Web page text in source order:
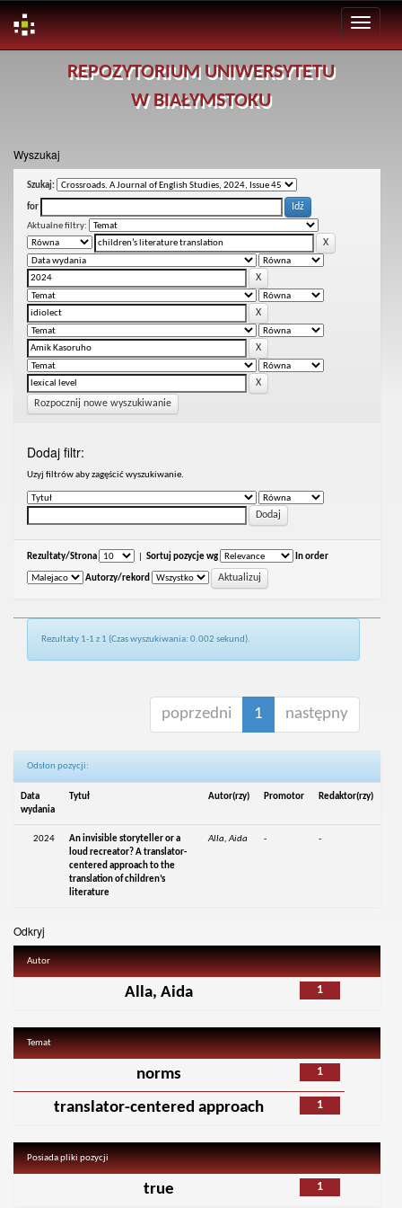
REPOZYTORIUM UNIWERSYTETU
W BIAŁYMSTOKU
Wyszukaj
Szukaj:
for
Aktualne filtry:
Rozpocznij nowe wyszukiwanie
Dodaj filtr:
Uzyj filtrów aby zagęścić wyszukiwanie.
Rezultaty/Strona Sortuj pozycje wg In order
Autorzy/rekord
Rezultaty 1-1 z 1 (Czas wyszukiwania: 0.002 sekund).
poprzedni 1 następny
Odsłon pozycji:
Data
wydania
Tytuł Autor(rzy) Promotor Redaktor(rzy)
2024
An invisible storyteller or a
loud recreator? A translator-
centered approach to the
translation of children’s
literature
Alla, Aida - -
Odkryj
Autor
1
Alla, Aida
Temat
1
norms
1
translator-centered approach
Posiada pliki pozycji
1
true